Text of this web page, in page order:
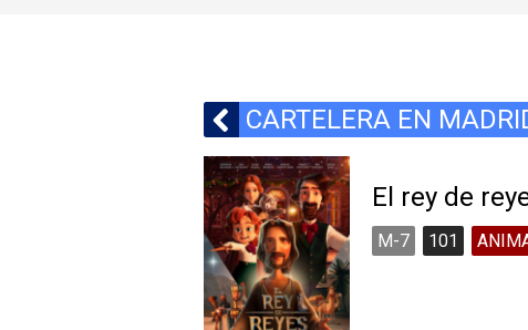
CARTELERA EN
El rey de
M-7 101